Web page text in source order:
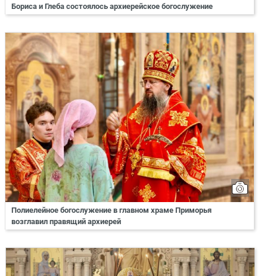
Бориса и Глеба состоялось архиерейское богослужение
Полиелейное богослужение в главном храме Приморья
возглавил правящий архиерей